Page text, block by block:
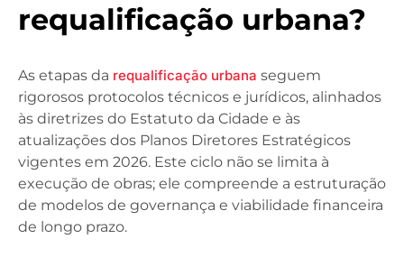
requalificação urbana?
As etapas da requalificação urbana seguem
rigorosos protocolos técnicos e jurídicos, alinhados
às diretrizes do Estatuto da Cidade e às
atualizações dos Planos Diretores Estratégicos
vigentes em 2026. Este ciclo não se limita à
execução de obras; ele compreende a estruturação
de modelos de governança e viabilidade financeira
de longo prazo.